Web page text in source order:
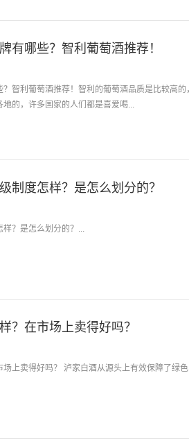
有哪些？智利葡萄酒推荐！
智利葡萄酒推荐！智利的葡萄酒品质是比较高
的，许多国家的人们都是喜爱喝...
制度怎样？是怎么划分的？
？是怎么划分的？...
？在市场上卖得好吗？
场上卖得好吗？ 泸家白酒从源头上有效保障了绿